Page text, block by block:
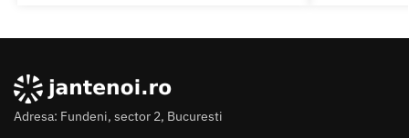
Adresa: Fundeni, sector 2, Bucuresti